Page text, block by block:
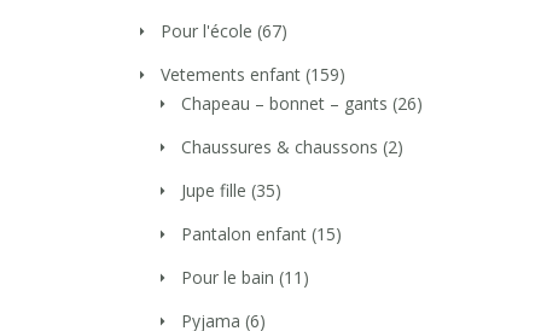
Pour l'école (67)
Vetements enfant (159)
Chapeau – bonnet – gants (26)
Chaussures & chaussons (2)
Jupe fille (35)
Pantalon enfant (15)
Pour le bain (11)
Pyjama (6)